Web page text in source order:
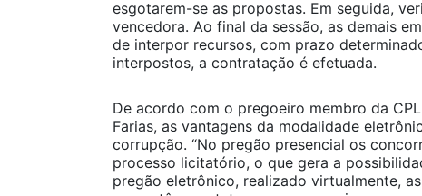
esgotarem-se as propostas. Em seguida,
vencedora. Ao final da sessão, as demais
de interpor recursos, com prazo
interpostos, a contratação é efetuada.
De acordo com o pregoeiro membro da
Farias, as vantagens da modalidade
corrupção. “No pregão presencial os
processo licitatório, o que gera a
pregão eletrônico, realizado virtualmente,